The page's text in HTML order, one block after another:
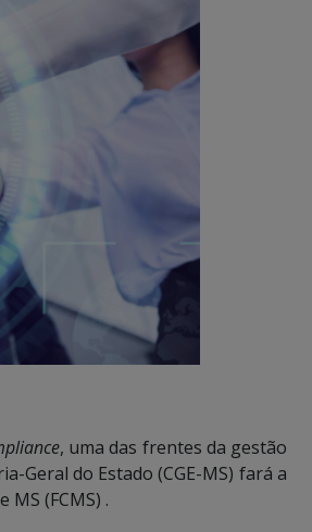
, uma das frentes da gestão
Geral do Estado (CGE-MS) fará a
(FCMS) .